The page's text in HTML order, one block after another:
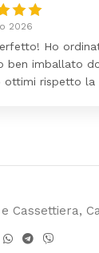
2026
Ho
ben imballato
ottimi rispetto la
Cassettiera,